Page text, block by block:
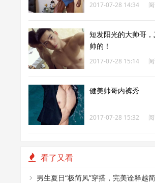
2017-07-28 14:34
短发阳光的大帅哥
帅的！
2017-07-28 15:14
健美帅哥内裤秀
2017-07-28 15:32
看了又看
男生夏日“极简风”穿搭，完美诠释越